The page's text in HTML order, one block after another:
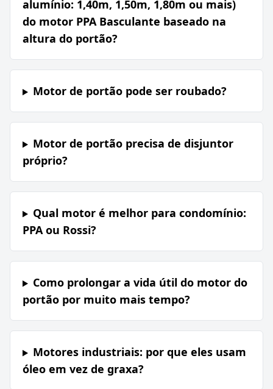
alumínio: 1,40m, 1,50m, 1,80m ou mais)
do motor PPA Basculante baseado na
altura do portão?
Motor de portão pode ser roubado?
Motor de portão precisa de disjuntor
próprio?
Qual motor é melhor para condomínio:
PPA ou Rossi?
Como prolongar a vida útil do motor do
portão por muito mais tempo?
Motores industriais: por que eles usam
óleo em vez de graxa?